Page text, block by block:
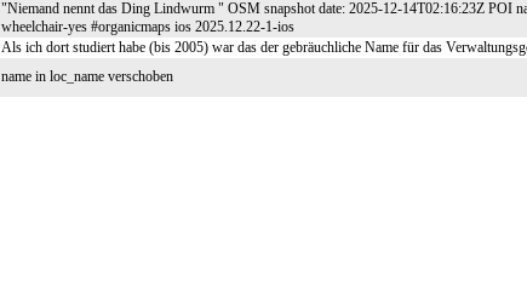
"Niemand nennt das Ding Lindwurm " OSM snapshot date: 2025-12-14T02:16:23Z POI
wheelchair-yes #organicmaps ios 2025.12.22-1-ios
Als ich dort studiert habe (bis 2005) war das der gebräuchliche Name für das
name in loc_name verschoben